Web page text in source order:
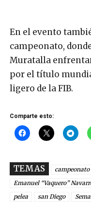
En el evento
campeonato,
Muratalla
por el título
ligero de la FIB.
Comparte esto:
TEMAS campeonato
Emanuel “Vaquero”
pelea
san Diego